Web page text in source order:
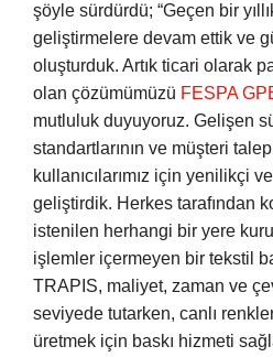
şöyle sürdürdü; “Geçen bir
geliştirmelere devam ettik ve
oluşturduk. Artık ticari olarak
olan çözümümüzü FESPA
mutluluk duyuyoruz. Gelişen
standartlarının ve müşteri
kullanıcılarımız için yenilikçi
geliştirdik. Herkes tarafından
istenilen herhangi bir yere
işlemler içermeyen bir tekstil
TRAPIS, maliyet, zaman ve
seviyede tutarken, canlı
üretmek için baskı hizmeti